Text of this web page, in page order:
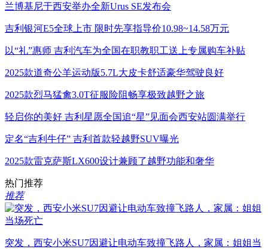
兰博基尼于西安举办全新Urus SE发布会
吉利银河E5全球上市 限时先享指导价10.98~14.58万元
以“礼”惠师 吉利汽车为全国在职教职工送上专属购车补贴
2025款道奇公羊运动版5.7L大皮卡舒适豪华驾驶良好
2025款烈马猛禽3.0T征服险阻畅享极致越野之旅
轻启你的美好 吉利星愿全国追“星”见面会西安站圆满举行
定名“吉利牛仔” 吉利首款轻越野SUV曝光
2025款雷克萨斯LX600设计兼顾了越野功能和奢华
热门推荐
推荐
突发，西安小米SU7因避让电动车致撞飞路人，家属：姐姐当